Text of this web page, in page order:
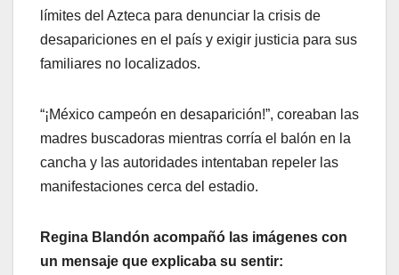
límites del Azteca para denunciar la crisis de
desapariciones en el país y exigir justicia para sus
familiares no localizados.
“¡México campeón en desaparición!”, coreaban las
madres buscadoras mientras corría el balón en la
cancha y las autoridades intentaban repeler las
manifestaciones cerca del estadio.
Regina Blandón acompañó las imágenes con
un mensaje que explicaba su sentir: